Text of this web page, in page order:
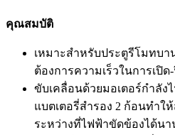
คุณสมบัติ
เหมาะสำหรับประตูรีโมทบา
ต้องการความเร็วในการเปิด
ขับเคลื่อนด้วยมอเตอร์กำลัง
แบตเตอรี่สำรอง 2 ก้อนทำใ
ระหว่างที่ไฟฟ้าขัดข้องได้น